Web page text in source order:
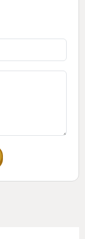
までのとこ
まりなく、ま
スピ系ですの
がある野球ゲ
んなり入り
ら離れてい